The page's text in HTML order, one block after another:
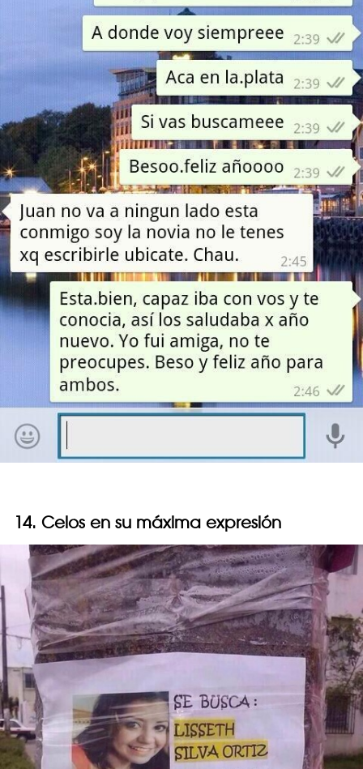
14. Celos en su máxima expresión